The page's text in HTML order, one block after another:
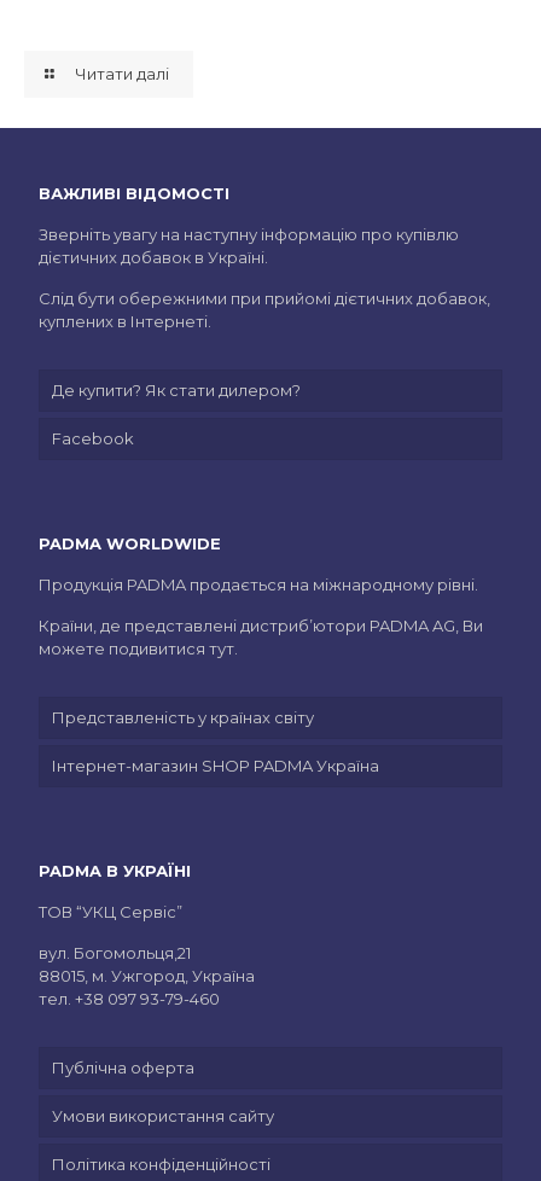
Читати далі
ВАЖЛИВІ ВІДОМОСТІ
Зверніть увагу на наступну інформацію про купівлю
дієтичних добавок в Україні.
Слід бути обережними при прийомі дієтичних добавок,
куплених в Інтернеті.
Де купити? Як стати дилером?
Facebook
PADMA WORLDWIDE
Продукція PADMA продається на міжнародному рівні.
Країни, де представлені дистриб’ютори PADMA AG, Ви
можете подивитися тут.
Представленість у країнах світу
Інтернет-магазин SHOP PADMA Україна
PADMA В УКРАЇНІ
ТОВ “УКЦ Сервіс”
вул. Богомольця,21
88015, м. Ужгород, Україна
тел. +38 097 93-79-460
Публічна оферта
Умови використання сайту
Політика конфіденційності